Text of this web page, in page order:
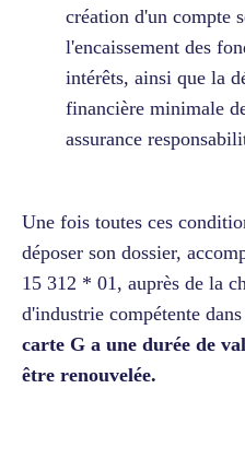
création d'un compte
l'encaissement des
intérêts, ainsi que la
financière minimale
assurance
Une fois toutes ces
déposer son dossier,
15 312 * 01, auprès de la
d'industrie compétente
carte G a une durée de
être renouvelée.